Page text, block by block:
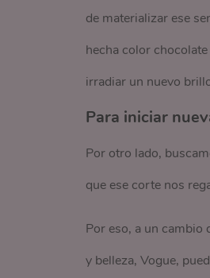
de materializar ese
hecha color
irradiar un nuevo
Para iniciar
Por otro lado,
que ese corte nos
Por eso, a un cambio
y belleza, Vogue,